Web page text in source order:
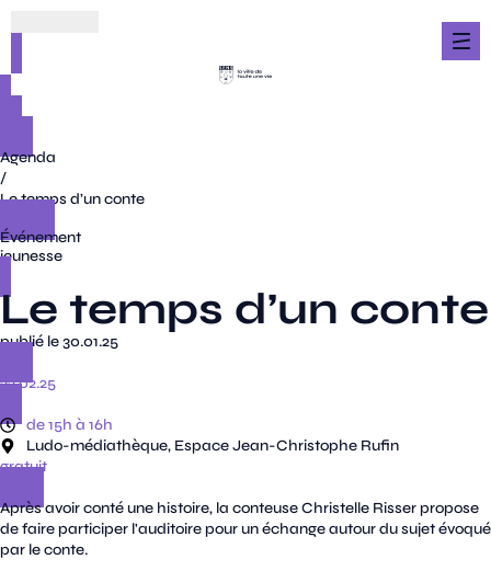
Agenda
/
Le temps d’un conte
Événement
jeunesse
Le temps d’un conte
publié le 30.01.25
22.02.25
de 15h à 16h
Ludo-médiathèque, Espace Jean-Christophe Rufin
gratuit
Après avoir conté une histoire, la conteuse Christelle Risser propose
de faire participer l'auditoire pour un échange autour du sujet évoqué
par le conte.